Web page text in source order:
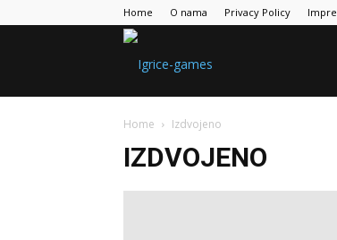
Home O nama Privacy Policy
Portal
Home Izdvojeno
IZDVOJENO